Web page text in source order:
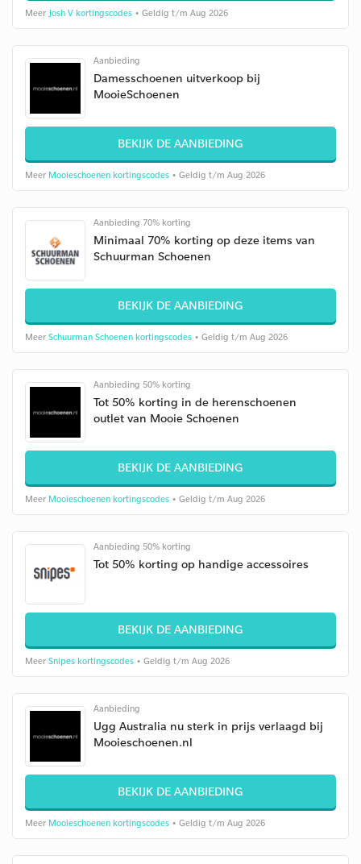
Meer Josh V kortingscodes • Geldig t/m Aug 2026
Aanbieding
Damesschoenen uitverkoop bij
MooieSchoenen
BEKIJK DE AANBIEDING
Meer Mooieschoenen kortingscodes • Geldig t/m Aug 2026
Aanbieding 70% korting
Minimaal 70% korting op deze items van
Schuurman Schoenen
BEKIJK DE AANBIEDING
Meer Schuurman Schoenen kortingscodes • Geldig t/m Aug 2026
Aanbieding 50% korting
Tot 50% korting in de herenschoenen
outlet van Mooie Schoenen
BEKIJK DE AANBIEDING
Meer Mooieschoenen kortingscodes • Geldig t/m Aug 2026
Aanbieding 50% korting
Tot 50% korting op handige accessoires
BEKIJK DE AANBIEDING
Meer Snipes kortingscodes • Geldig t/m Aug 2026
Aanbieding
Ugg Australia nu sterk in prijs verlaagd bij
Mooieschoenen.nl
BEKIJK DE AANBIEDING
Meer Mooieschoenen kortingscodes • Geldig t/m Aug 2026